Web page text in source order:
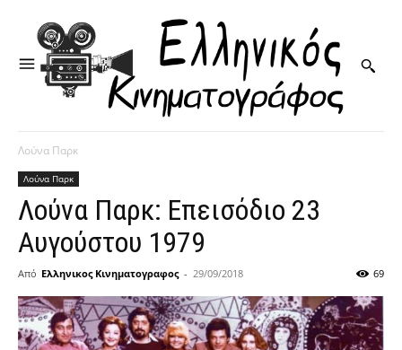
Λούνα Παρκ
Λούνα Παρκ
Λούνα Παρκ: Επεισόδιο 23
Αυγούστου 1979
Από Ελληνικος Κινηματογραφος - 29/09/2018 69